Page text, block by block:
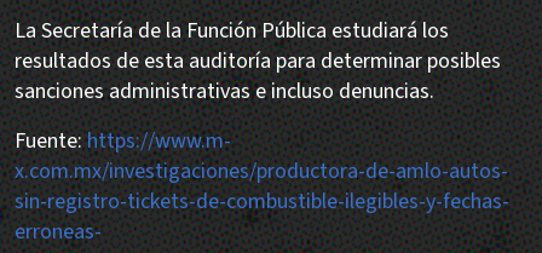
La Secretaría de la Función Pública estudiará los
resultados de esta auditoría para determinar posibles
sanciones administrativas e incluso denuncias.
Fuente:https://www.m-
x.com.mx/investigaciones/productora-de-amlo-autos-
sin-registro-tickets-de-combustible-ilegibles-y-fechas-
erroneas-